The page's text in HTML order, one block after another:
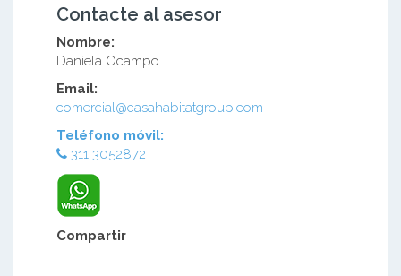
Contacte al asesor
Nombre:
Daniela Ocampo
Email:
comercial@casahabitatgroup.com
Teléfono móvil:
311 3052872
Compartir